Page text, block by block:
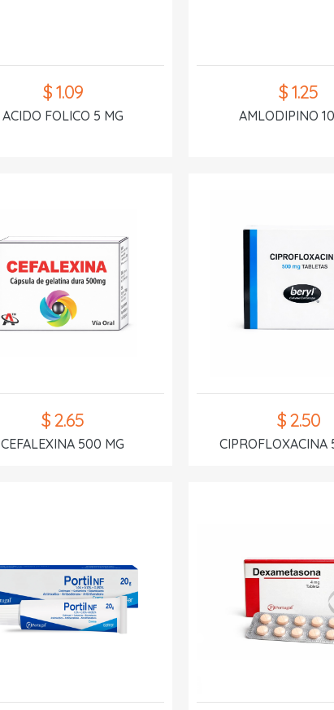
$ 1.09
ACIDO FOLICO 5 MG
$ 1.25
AMLODIPINO
$ 2.65
CEFALEXINA 500 MG
$ 2.50
CIPROFLOXACINA